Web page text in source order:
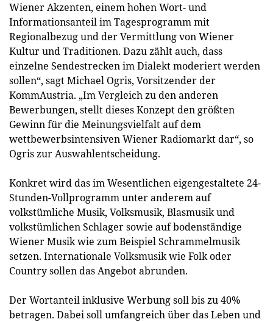
Wiener Akzenten, einem hohen Wort- und
Informationsanteil im Tagesprogramm mit
Regionalbezug und der Vermittlung von Wiener
Kultur und Traditionen. Dazu zählt auch, dass
einzelne Sendestrecken im Dialekt moderiert werden
sollen“, sagt Michael Ogris, Vorsitzender der
KommAustria. „Im Vergleich zu den anderen
Bewerbungen, stellt dieses Konzept den größten
Gewinn für die Meinungsvielfalt auf dem
wettbewerbsintensiven Wiener Radiomarkt dar“, so
Ogris zur Auswahlentscheidung.
Konkret wird das im Wesentlichen eigengestaltete 24-
Stunden-Vollprogramm unter anderem auf
volkstümliche Musik, Volksmusik, Blasmusik und
volkstümlichen Schlager sowie auf bodenständige
Wiener Musik wie zum Beispiel Schrammelmusik
setzen. Internationale Volksmusik wie Folk oder
Country sollen das Angebot abrunden.
Der Wortanteil inklusive Werbung soll bis zu 40%
betragen. Dabei soll umfangreich über das Leben und